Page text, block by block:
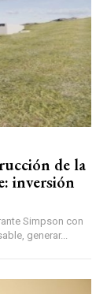
de la
inversión
Simpson con
generar...